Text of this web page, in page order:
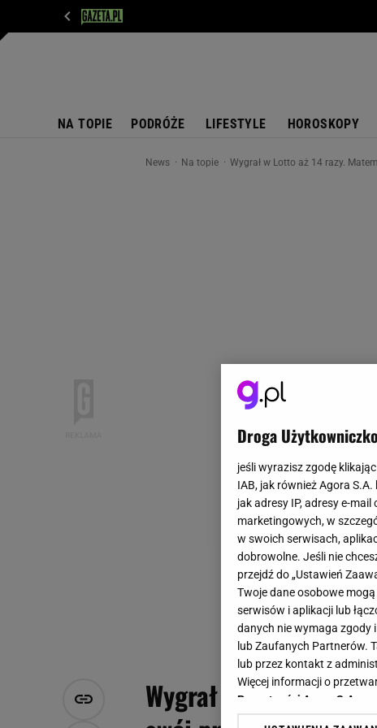
NA TOPIE PODRÓŻE LIFESTYLE HOROSKOPY
News Na topie Wygrał w Lotto aż 14 razy.
Wygrał w Lotto aż
Droga
jeśli wyrazisz zgodę
IAB, jak również Agora
jak adresy IP, adresy e-
marketingowych, w
w swoich serwisach,
dobrowolne. Jeśli nie
przejdź do „Ustawień
Twoje dane osobowe
serwisów i aplikacji lub
danych nie wymaga zgody
lub Zaufanych Partnerów.
lub przez kontakt z
Więcej informacji o
Prywatności Agora S.A.